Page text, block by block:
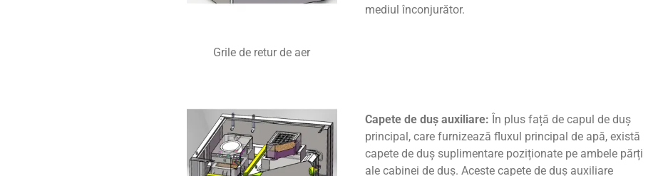
Grile de retur de aer
mediul înconjurător.
Capete de duș auxiliare: În plus față de capul de duș
principal, care furnizează fluxul principal de apă, există
capete de duș suplimentare poziționate pe ambele părți
ale cabinei de duș. Aceste capete de duș auxiliare